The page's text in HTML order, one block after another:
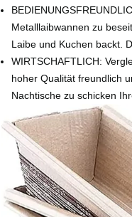
Metalllaibwannen zu
Laibe und Kuchen backt.
WIRTSCHAFTLICH:
hoher Qualität freundlich
Nachtische zu schicken